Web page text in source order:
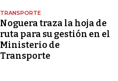
TRANSPORTE
Noguera traza la hoja de
ruta para su gestión en el
Ministerio de
Transporte